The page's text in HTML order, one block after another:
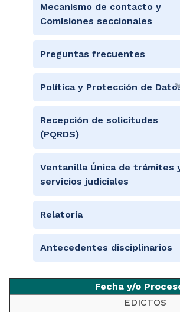
Mecanismo de contacto y
Comisiones seccionales
Preguntas frecuentes
Política y Protección de
Recepción de solicitudes
(PQRDS)
Ventanilla Única de trámites
servicios judiciales
Relatoría
Antecedentes disciplinarios
Fecha y/o
EDICTOS